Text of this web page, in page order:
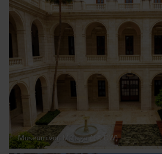
Museum von Málaga/ (© DW)